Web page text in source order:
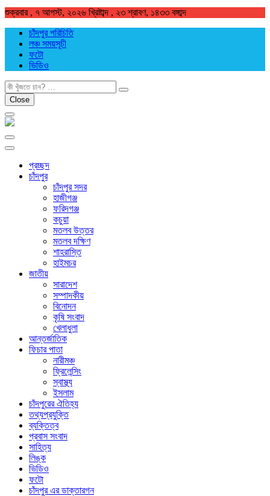
শুক্রবার , ৭ আগস্ট, ২০২৬ খ্রিষ্টাব্দ , ২৩ শ্রাবণ, ১৪৩৩ বঙ্গাব্দ
চাঁদপুর পরিচিতি
লঞ্চ সময়সূচী
ফটো
ভিডিও
খুজুন
Close
প্রচ্ছদ
চাঁদপুর
চাঁদপুর সদর
হাজীগঞ্জ
ফরিদগঞ্জ
কচুয়া
মতলব উত্তর
মতলব দক্ষিণ
শাহরাস্তি
হাইমচর
জাতীয়
সারাদেশ
সম্পাদকীয়
বিনোদন
কৃষি সংবাদ
খেলাধুলা
আন্তর্জাতিক
ফিচার পাতা
নারীমঞ্চ
ফ্রিলেন্সিং
স্বাস্থ্য
ইসলাম
চাঁদপুরের ঐতিহ্য
তথ্যপ্রযুক্তি
ব্যক্তিত্ব
প্রবাস সংবাদ
সাহিত্য
লিঙ্ক
ভিডিও
ফটো
চাঁদপুর এর ডাক্তারগন